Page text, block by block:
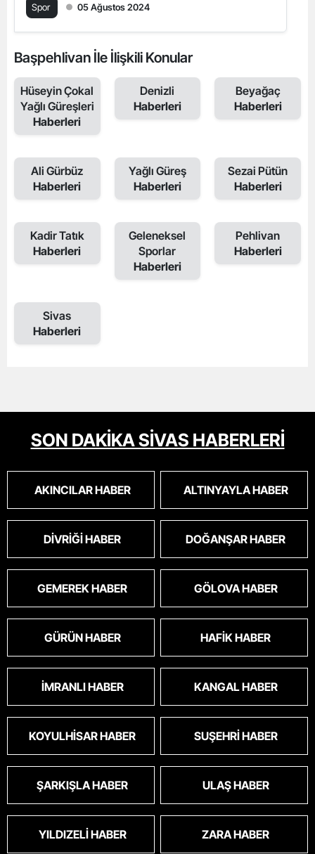
Spor 05 Ağustos 2024
Başpehlivan İle İlişkili Konular
Hüseyin Çokal
Yağlı Güreşleri
Haberleri
Denizli
Haberleri
Beyağaç
Haberleri
Ali Gürbüz
Haberleri
Yağlı Güreş
Haberleri
Sezai Pütün
Haberleri
Kadir Tatık
Haberleri
Geleneksel
Sporlar
Haberleri
Pehlivan
Haberleri
Sivas
Haberleri
SON DAKİKA SİVAS HABERLERİ
AKINCILAR HABER ALTINYAYLA HABER
DIVRIĞI HABER DOĞANŞAR HABER
GEMEREK HABER GÖLOVA HABER
GÜRÜN HABER HAFIK HABER
İMRANLI HABER KANGAL HABER
KOYULHISAR HABER SUŞEHRI HABER
ŞARKIŞLA HABER ULAŞ HABER
YILDIZELI HABER ZARA HABER